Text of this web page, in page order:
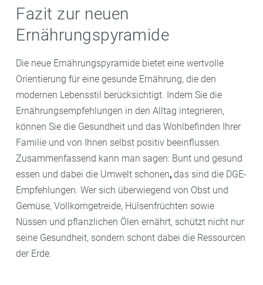
Fazit zur neuen
Ernährungspyramide
Die neue Ernährungspyramide bietet eine wertvolle
Orientierung für eine gesunde Ernährung, die den
modernen Lebensstil berücksichtigt. Indem Sie die
Ernährungsempfehlungen in den Alltag integrieren,
können Sie die Gesundheit und das Wohlbefinden Ihrer
Familie und von Ihnen selbst positiv beeinflussen.
Zusammenfassend kann man sagen: Bunt und gesund
essen und dabei die Umwelt schonen, das sind die DGE-
Empfehlungen. Wer sich überwiegend von Obst und
Gemüse, Vollkorngetreide, Hülsenfrüchten sowie
Nüssen und pflanzlichen Ölen ernährt, schützt nicht nur
seine Gesundheit, sondern schont dabei die Ressourcen
der Erde.